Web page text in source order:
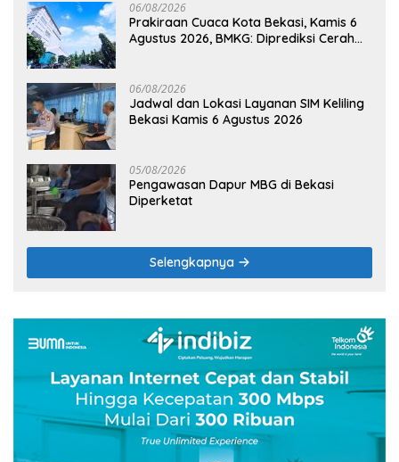
06/08/2026
Prakiraan Cuaca Kota Bekasi, Kamis 6
Agustus 2026, BMKG: Diprediksi Cerah
06/08/2026
Jadwal dan Lokasi Layanan SIM Keliling
Bekasi Kamis 6 Agustus 2026
05/08/2026
Pengawasan Dapur MBG di Bekasi
Diperketat
Selengkapnya